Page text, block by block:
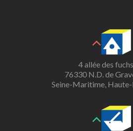
4 allée des
76330 N.D. de
Seine-Maritime,